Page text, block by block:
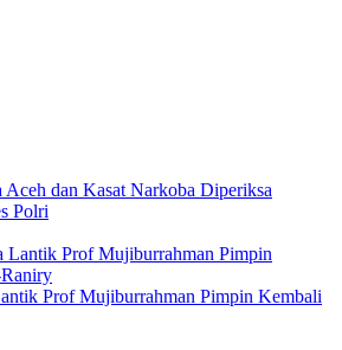
Aceh dan Kasat Narkoba Diperiksa
Polri
Prof Mujiburrahman Pimpin Kembali